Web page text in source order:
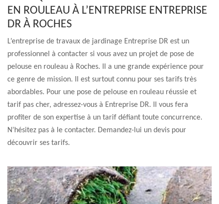
EN ROULEAU À L’ENTREPRISE ENTREPRISE
DR À ROCHES
L’entreprise de travaux de jardinage Entreprise DR est un
professionnel à contacter si vous avez un projet de pose de
pelouse en rouleau à Roches. Il a une grande expérience pour
ce genre de mission. Il est surtout connu pour ses tarifs très
abordables. Pour une pose de pelouse en rouleau réussie et
tarif pas cher, adressez-vous à Entreprise DR. Il vous fera
profiter de son expertise à un tarif défiant toute concurrence.
N’hésitez pas à le contacter. Demandez-lui un devis pour
découvrir ses tarifs.